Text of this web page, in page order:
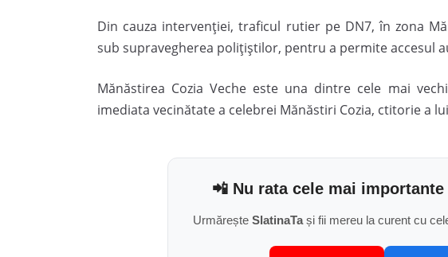
Din cauza intervenției, traficul rutier pe DN7, în zona
sub supravegherea polițiștilor, pentru a permite accesul
Mănăstirea Cozia Veche este una dintre cele mai
imediata vecinătate a celebrei Mănăstiri Cozia, ctitorie a
📲 Nu rata cele mai
Urmărește SlatinaTași fii mereu la curent cu